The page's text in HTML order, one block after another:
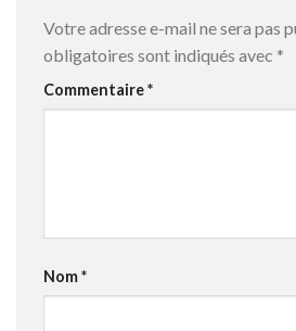
Votre adresse e-mail ne sera pas
obligatoires sont indiqués avec *
Commentaire*
Nom*